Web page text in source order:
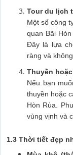
Tour du lịch
Một số công
quan Bãi
Đây là lựa
ràng và
Thuyền
Nếu bạn
thuyền hoặc
Hòn Rùa.
vùng vịnh và
1.3 Thời tiết đẹp